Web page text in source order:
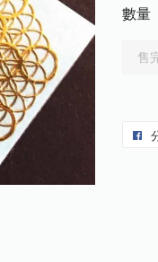
數量
售